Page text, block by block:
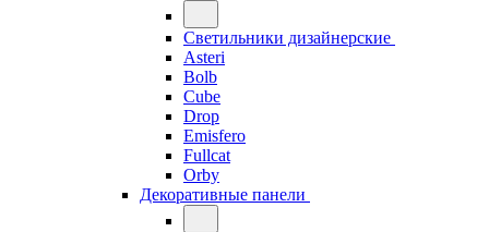
Светильники дизайнерские
Asteri
Bolb
Cube
Drop
Emisfero
Fullcat
Orby
Декоративные панели